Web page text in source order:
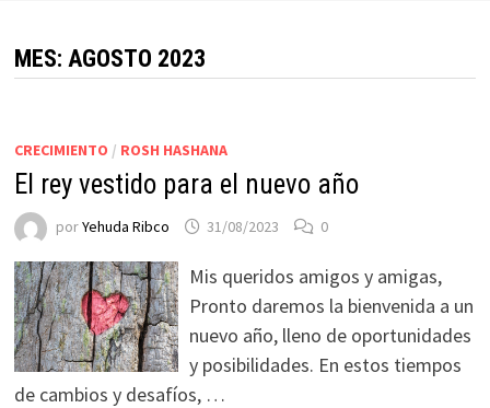
MES: AGOSTO 2023
CRECIMIENTO / ROSH HASHANA
El rey vestido para el nuevo año
porYehuda Ribco 31/08/2023 0
Mis queridos amigos y amigas,
Pronto daremos la bienvenida a un
nuevo año, lleno de oportunidades
y posibilidades. En estos tiempos
de cambios y desafíos, …